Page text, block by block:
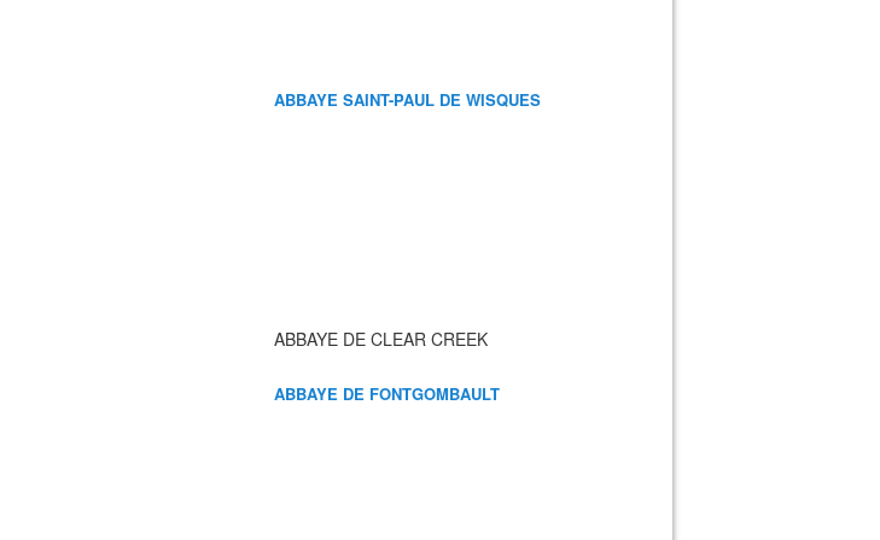
ABBAYE SAINT-PAUL DE WISQUES
ABBAYE DE CLEAR CREEK
ABBAYE DE FONTGOMBAULT